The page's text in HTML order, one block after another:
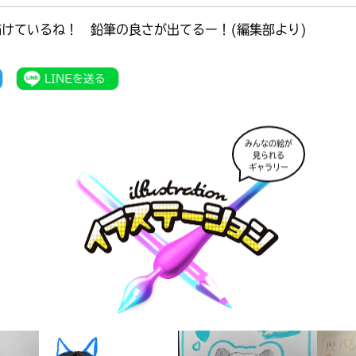
書店に届いた
読める
けているね！ 鉛筆の良さが出てるー！(編集部より)
みんなの絵が
見られる
ギャラリー